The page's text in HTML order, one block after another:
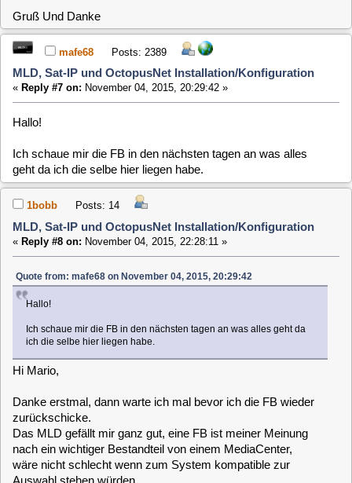
OctopusNet Installation/Konfiguration
Jump to:
Home Up Next Page
Users Online